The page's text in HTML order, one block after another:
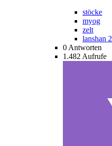
stöcke
myog
zelt
lanshan 2
0 Antworten
1.482 Aufrufe